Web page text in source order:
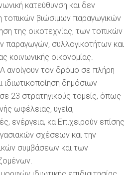
κατεύθυνση και δεν
τοπικών βιώσιμων παραγωγικών
της οικοτεχνίας, των τοπικών
παραγωγών, συλλογικοτήτων και
κοινωνικής οικονομίας.
ανοίγουν τον δρόμο σε πλήρη
ιδιωτικοποίηση δημόσιων
23 στρατηγικούς τομείς, όπως
ωφέλειας, υγεία,
ενέργεια, κα Επιχειρούν επίσης
σχέσεων και την
συμβάσεων και των